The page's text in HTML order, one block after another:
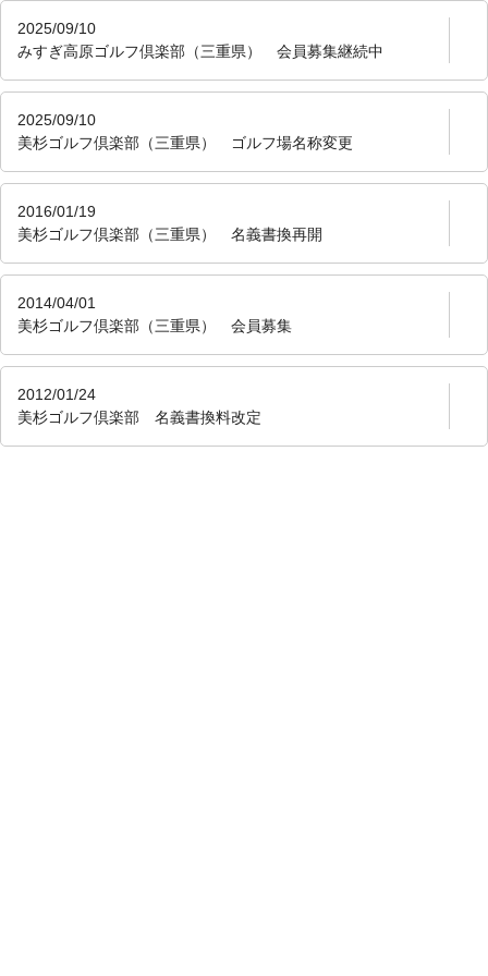
2025/09/10
みすぎ高原ゴルフ倶楽部（三重県） 会員募集継続中
2025/09/10
美杉ゴルフ倶楽部（三重県） ゴルフ場名称変更
2016/01/19
美杉ゴルフ倶楽部（三重県） 名義書換再開
2014/04/01
美杉ゴルフ倶楽部（三重県） 会員募集
2012/01/24
美杉ゴルフ倶楽部 名義書換料改定